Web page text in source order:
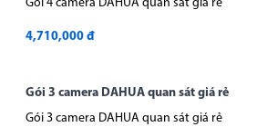
Gói 4 camera DAHUA quan sát giá rẻ
4,710,000 đ
Gói 3 camera DAHUA quan sát giá rẻ
Gói 3 camera DAHUA quan sát giá rẻ